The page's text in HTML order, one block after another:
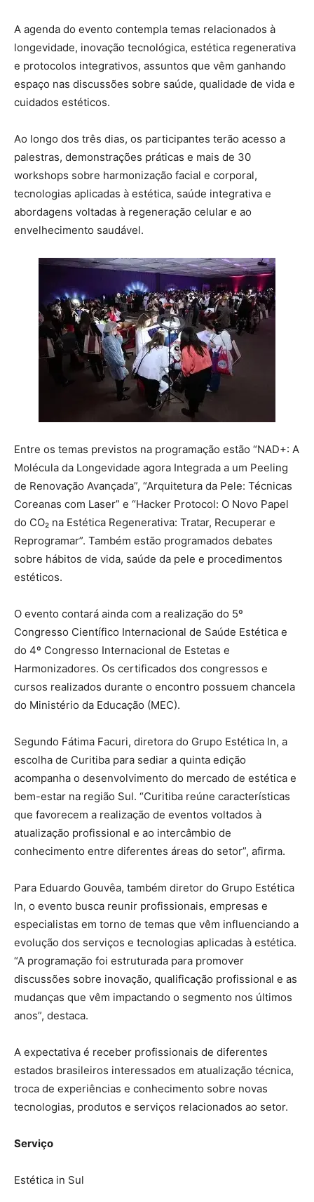
A agenda do evento contempla temas relacionados à
longevidade, inovação tecnológica, estética regenerativa
e protocolos integrativos, assuntos que vêm ganhando
espaço nas discussões sobre saúde, qualidade de vida e
cuidados estéticos.
Ao longo dos três dias, os participantes terão acesso a
palestras, demonstrações práticas e mais de 30
workshops sobre harmonização facial e corporal,
tecnologias aplicadas à estética, saúde integrativa e
abordagens voltadas à regeneração celular e ao
envelhecimento saudável.
Entre os temas previstos na programação estão “NAD+: A
Molécula da Longevidade agora Integrada a um Peeling
de Renovação Avançada”, “Arquitetura da Pele: Técnicas
Coreanas com Laser” e “Hacker Protocol: O Novo Papel
do CO₂ na Estética Regenerativa: Tratar, Recuperar e
Reprogramar”. Também estão programados debates
sobre hábitos de vida, saúde da pele e procedimentos
estéticos.
O evento contará ainda com a realização do 5º
Congresso Científico Internacional de Saúde Estética e
do 4º Congresso Internacional de Estetas e
Harmonizadores. Os certificados dos congressos e
cursos realizados durante o encontro possuem chancela
do Ministério da Educação (MEC).
Segundo Fátima Facuri, diretora do Grupo Estética In, a
escolha de Curitiba para sediar a quinta edição
acompanha o desenvolvimento do mercado de estética e
bem-estar na região Sul. “Curitiba reúne características
que favorecem a realização de eventos voltados à
atualização profissional e ao intercâmbio de
conhecimento entre diferentes áreas do setor”, afirma.
Para Eduardo Gouvêa, também diretor do Grupo Estética
In, o evento busca reunir profissionais, empresas e
especialistas em torno de temas que vêm influenciando a
evolução dos serviços e tecnologias aplicadas à estética.
“A programação foi estruturada para promover
discussões sobre inovação, qualificação profissional e as
mudanças que vêm impactando o segmento nos últimos
anos”, destaca.
A expectativa é receber profissionais de diferentes
estados brasileiros interessados em atualização técnica,
troca de experiências e conhecimento sobre novas
tecnologias, produtos e serviços relacionados ao setor.
Serviço
Estética in Sul